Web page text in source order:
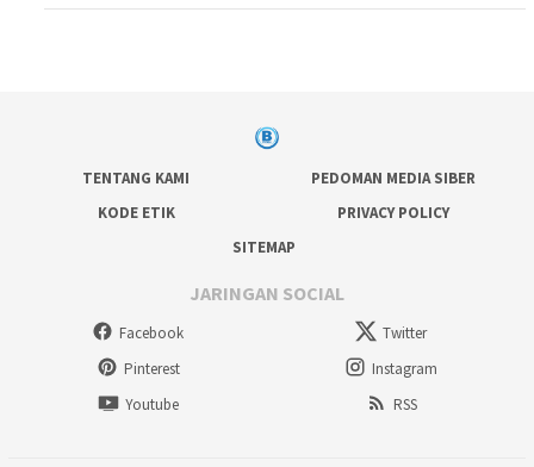
TENTANG KAMI
PEDOMAN MEDIA SIBER
KODE ETIK
PRIVACY POLICY
SITEMAP
JARINGAN SOCIAL
Facebook
Twitter
Pinterest
Instagram
Youtube
RSS